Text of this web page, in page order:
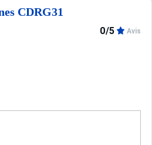
CDRG31
0/5 Avis